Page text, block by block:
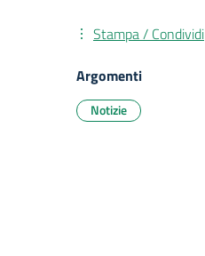
Stampa / Condividi
Argomenti
Notizie